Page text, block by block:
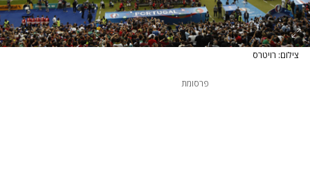
צילום: רויטרס
פרסומת